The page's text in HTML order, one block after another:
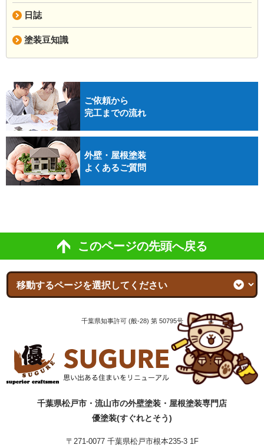
日誌
塗装豆知識
ご依頼から
完工までの流れ
外壁・屋根塗装
よくあるご質問
このページの先頭へ戻る
千葉県知事許可 (般-28) 第 50795号
千葉県松戸市・流山市の外壁塗装・屋根塗装専門店
優塗装(すぐれとそう)
〒271-0077 千葉県松戸市根本235-3 1F